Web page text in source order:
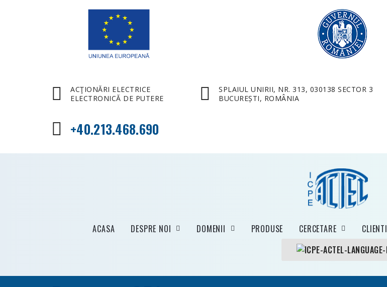
ACŢIONĂRI ELECTRICE
ELECTRONICĂ DE PUTERE
SPLAIUL UNIRII, NR. 313, 030138 SECTOR 3
BUCUREȘTI, ROMÂNIA
+40.213.468.690
ACASA DESPRE NOI DOMENII PRODUSE CERCETARE CLIENTI